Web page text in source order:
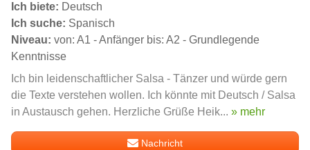
Ich biete: Deutsch
Ich suche: Spanisch
Niveau: von: A1 - Anfänger bis: A2 - Grundlegende
Kenntnisse
Ich bin leidenschaftlicher Salsa - Tänzer und würde gern
die Texte verstehen wollen. Ich könnte mit Deutsch / Salsa
in Austausch gehen. Herzliche Grüße Heik... » mehr
Nachricht